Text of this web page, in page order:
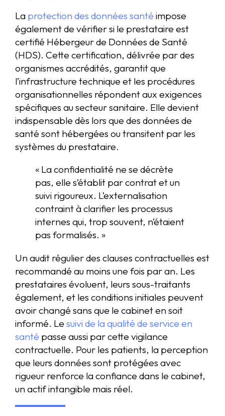
La protection des données santé impose
également de vérifier si le prestataire est
certifié Hébergeur de Données de Santé
(HDS). Cette certification, délivrée par des
organismes accrédités, garantit que
l’infrastructure technique et les procédures
organisationnelles répondent aux exigences
spécifiques au secteur sanitaire. Elle devient
indispensable dès lors que des données de
santé sont hébergées ou transitent par les
systèmes du prestataire.
« La confidentialité ne se décrète
pas, elle s’établit par contrat et un
suivi rigoureux. L’externalisation
contraint à clarifier les processus
internes qui, trop souvent, n’étaient
pas formalisés. »
Un audit régulier des clauses contractuelles est
recommandé au moins une fois par an. Les
prestataires évoluent, leurs sous-traitants
également, et les conditions initiales peuvent
avoir changé sans que le cabinet en soit
informé. Le suivi de la qualité de service en
santé passe aussi par cette vigilance
contractuelle. Pour les patients, la perception
que leurs données sont protégées avec
rigueur renforce la confiance dans le cabinet,
un actif intangible mais réel.